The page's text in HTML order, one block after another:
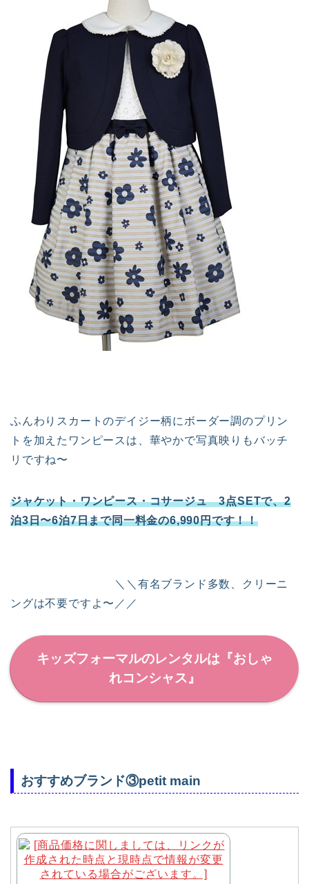
ふんわりスカートのデイジー柄にボーダー調のプリン
トを加えたワンピースは、華やかで写真映りもバッチ
リですね〜
ジャケット・ワンピース・コサージュ 3点SETで、2
泊3日〜6泊7日まで同一料金の6,990円です！！
＼＼有名ブランド多数、クリーニ
ングは不要ですよ〜／／
キッズフォーマルのレンタルは『おしゃ
れコンシャス』
おすすめブランド③petit main